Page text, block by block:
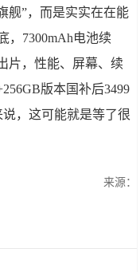
舰”，而是实实在在能
，7300mAh电池续
片，性能、屏幕、续
版本国补后3499
，这可能就是等了很
来源：